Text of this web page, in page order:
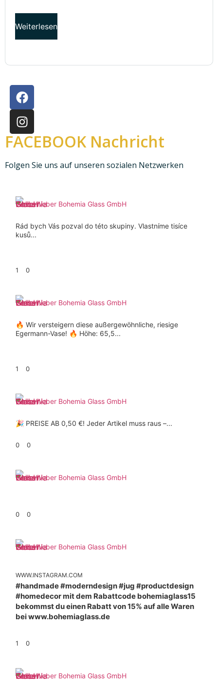
Weiterlesen
FACEBOOK Nachricht
Folgen Sie uns auf unseren sozialen Netzwerken
Weber Bohemia Glass GmbH
Rád bych Vás pozval do této skupiny. Vlastníme tisíce
kusů...
1 0
Weber Bohemia Glass GmbH
🔥 Wir versteigern diese außergewöhnliche, riesige
Egermann-Vase! 🔥 Höhe: 65,5...
1 0
Weber Bohemia Glass GmbH
🎉 PREISE AB 0,50 €! Jeder Artikel muss raus –...
0 0
Weber Bohemia Glass GmbH
0 0
Weber Bohemia Glass GmbH
WWW.INSTAGRAM.COM
#handmade #moderndesign #jug #productdesign
#homedecor mit dem Rabattcode bohemiaglass15
bekommst du einen Rabatt von 15% auf alle Waren
bei www.bohemiaglass.de
1 0
Weber Bohemia Glass GmbH